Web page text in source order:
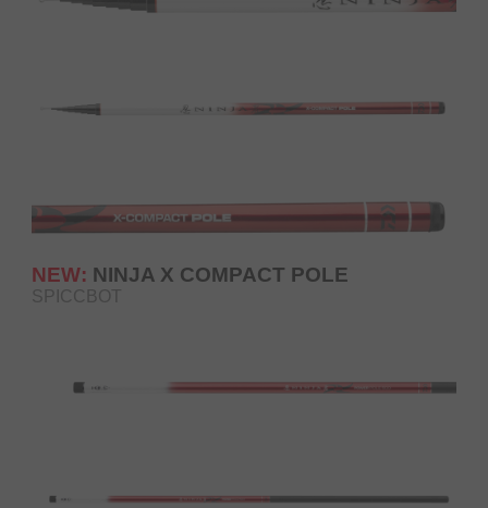
NEW: NINJA X COMPACT POLE
SPICCBOT